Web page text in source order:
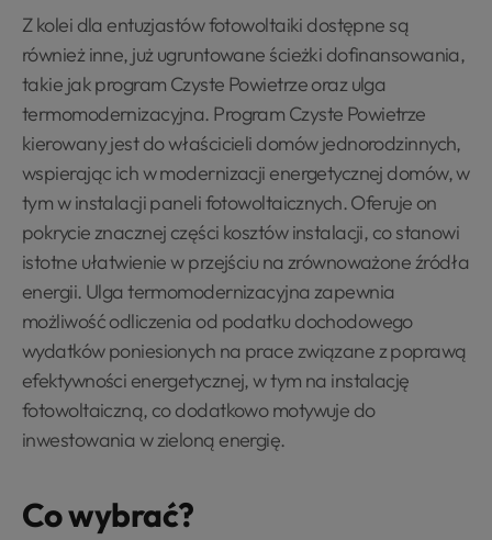
Z kolei dla entuzjastów fotowoltaiki dostępne są
również inne, już ugruntowane ścieżki dofinansowania,
takie jak program Czyste Powietrze oraz ulga
termomodernizacyjna. Program Czyste Powietrze
kierowany jest do właścicieli domów jednorodzinnych,
wspierając ich w modernizacji energetycznej domów, w
tym w instalacji paneli fotowoltaicznych. Oferuje on
pokrycie znacznej części kosztów instalacji, co stanowi
istotne ułatwienie w przejściu na zrównoważone źródła
energii. Ulga termomodernizacyjna zapewnia
możliwość odliczenia od podatku dochodowego
wydatków poniesionych na prace związane z poprawą
efektywności energetycznej, w tym na instalację
fotowoltaiczną, co dodatkowo motywuje do
inwestowania w zieloną energię.
Co wybrać?